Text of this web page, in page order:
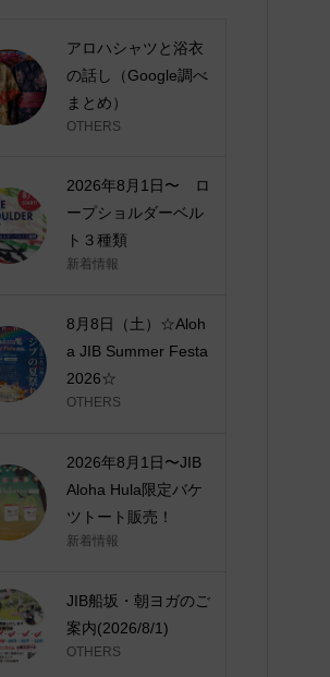
アロハシャツと浴衣
の話し（Google調べ
まとめ）
OTHERS
2026年8月1日〜 ロ
ープショルダーベル
ト３種類
新着情報
8月8日（土）☆Aloh
a JIB Summer Festa
2026☆
OTHERS
2026年8月1日〜JIB
Aloha Hula限定バケ
ツトート販売！
新着情報
JIB船坂・朝ヨガのご
案内(2026/8/1)
OTHERS